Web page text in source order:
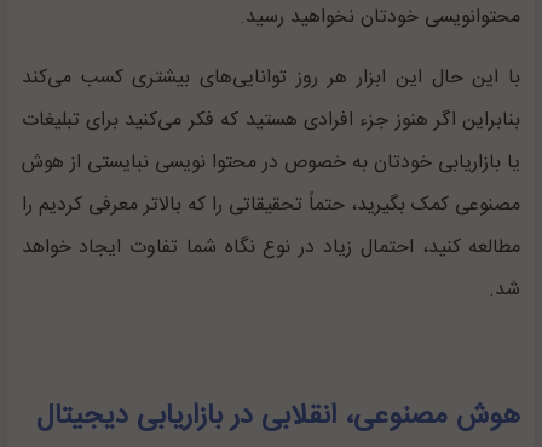
محتوا‌نویسی خودتان نخواهید رسید.
با این حال این ابزار هر روز توانایی‌های بیشتری کسب می‌کند
بنابراین اگر هنوز جزء افرادی هستید که فکر می‌کنید برای تبلیغات
یا بازاریابی خودتان به خصوص در محتوا‌ نویسی نبایستی از هوش
مصنوعی کمک بگیرید، حتماً تحقیقاتی را که بالاتر معرفی کردیم را
مطالعه کنید، احتمال زیاد در نوع نگاه شما تفاوت ایجاد خواهد
شد.
هوش مصنوعی، انقلابی در بازاریابی دیجیتال